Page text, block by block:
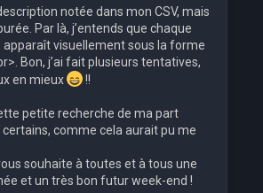
notée dans mon CSV, mais
Par là, j’entends que chaque
apparaît visuellement sous la forme
Bon, j’ai fait plusieurs tentatives,
en mieux
!!
petite recherche de ma part
comme cela aurait pu me
souhaite à toutes et à tous une
et un très bon futur week-end !